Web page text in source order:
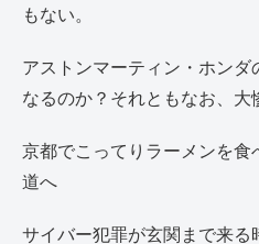
もない。
アストンマーティン・ホン
なるのか？それともなお、大
京都でこってりラーメンを
道へ
サイバー犯罪が玄関まで来